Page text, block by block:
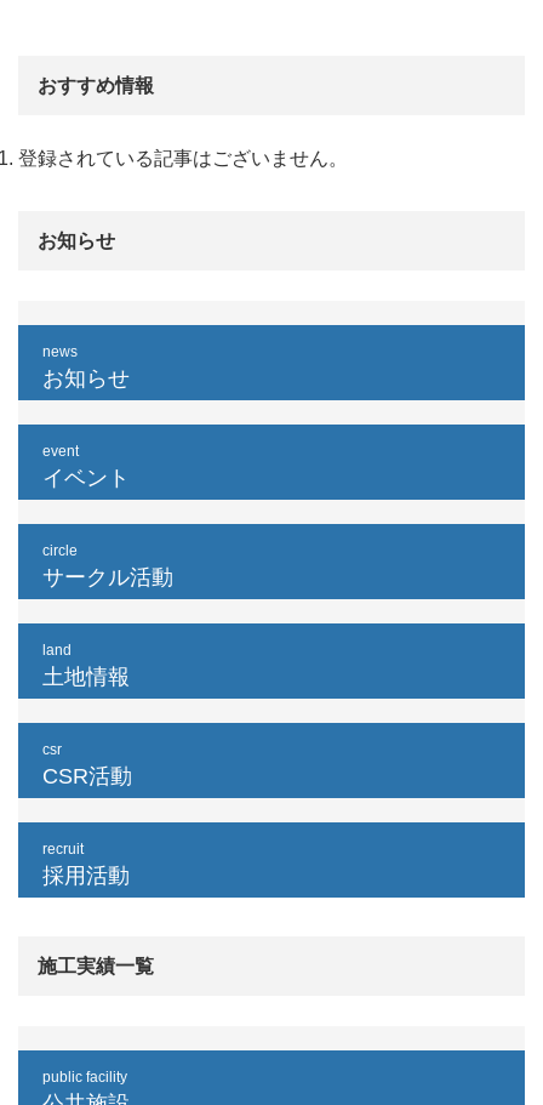
おすすめ情報
登録されている記事はございません。
お知らせ
news
お知らせ
event
イベント
circle
サークル活動
land
土地情報
csr
CSR活動
recruit
採用活動
施工実績一覧
public facility